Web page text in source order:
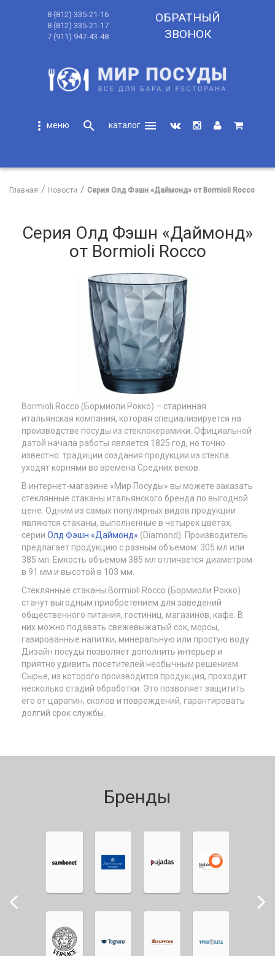
8 (812) 335-21-16
8 (812) 335-21-17
7 (911) 947-43-48
ОБРАТНЫЙ
ЗВОНОК
more_vert search
menu
Главная Новости Серия Олд Фэшн «Даймонд» от Bormioli Rocco
Серия Олд Фэшн «Даймонд»
от Bormioli Rocco
Bormioli Rocco (Бормиоли Рокко) – старинная
итальянская компания, которая специализируется на
производстве посуды из стеклокерамики. Официальной
датой начала работы является 1825 год, но точно
известно: традиции создания продукции из стекла
уходят корнями во времена Средних веков.
В интернет-магазине «Мир Посуды» вы можете заказать
стеклянные стаканы итальянского бренда по выгодной
цене. Одним из самых популярных видов продукции
являются стаканы, выполненные в четырех цветах,
серии Олд Фэшн «Даймонд» (Diamond). Производитель
предлагает продукцию с разным объемом: 305 мл или
385 мл. Емкость объемом 385 мл отличается диаметром
в 91 мм и высотой в 103 мм.
Стеклянные стаканы Bormioli Rocco (Бормиоли Рокко)
станут выгодным приобретением для заведений
общественного питания, гостиниц, магазинов, кафе. В
них можно подавать свежевыжатый сок, морсы,
газированные напитки, минеральную или простую воду.
Дизайн посуды позволяет дополнить интерьер и
приятно удивить посетителей необычным решением.
Сырье, из которого производится продукция, проходит
несколько стадий обработки. Это позволяет защитить
его от царапин, сколов и повреждений, гарантировать
долгий срок службы.
Бренды